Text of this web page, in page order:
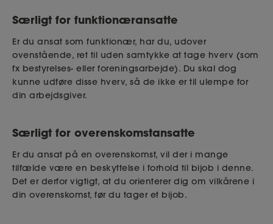
Særligt for funktionæransatte
Er du ansat som funktionær, har du, udover
ovenstående, ret til uden samtykke at tage hverv (som
fx bestyrelses- eller foreningsarbejde). Du skal dog
kunne udføre disse hverv, så de ikke er til ulempe for
din arbejdsgiver.
Særligt for overenskomstansatte
Er du ansat på en overenskomst, vil der i mange
tilfælde være en beskyttelse i forhold til bijob i denne.
Det er derfor vigtigt, at du orienterer dig om vilkårene i
din overenskomst, før du tager et bijob.